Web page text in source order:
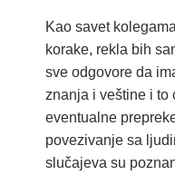
Kao savet
korake, rekla bih
sve odgovore da
znanja i veštine i to
eventualne
povezivanje sa
slučajeva su